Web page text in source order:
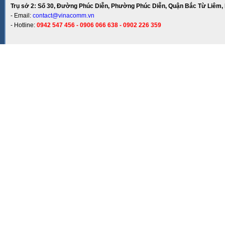
Trụ sở 2: Số 30, Đường Phúc Diễn, Phường Phúc Diễn, Quận Bắc Từ Liêm,
- Email: contact@vinacomm.vn
- Hotline: 0942 547 456 - 0906 066 638 - 0902 226 359